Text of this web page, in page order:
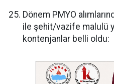
Dönem PMYO
ile şehit/vazife malulü
kontenjanlar belli oldu: